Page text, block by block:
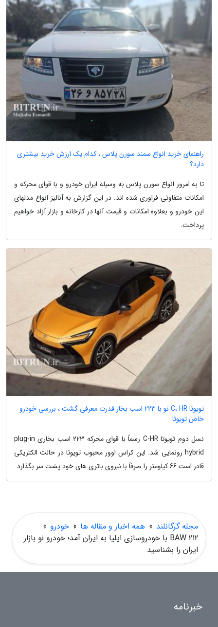
راهنمای خرید انواع سمند سورن پلاس ، کدام یک ارزش خرید بیشتری
دارد؟
تا به امروز انواع سورن پلاس به وسیله ایران خودرو و با قوای محرکه و
امکانات متفاوتی فراوری شده اند. در این گزارش به آنالیز انواع مدلهای
این خودرو و بعلاوه امکانات و قیمت آنها در کارخانه و بازار آزاد خواهیم
پرداخت.
تویوتا C، HR نو با 223 اسب بخار قدرت معرفی گشت ، بررسی خودرو
خاص تویوتا
نسل دوم تویوتا C-HR رسماً با قوای محرکه 223 اسب بخاری plug-in
hybrid رونمایی شد. این کراس اوور محبوب تویوتا در حالت الکتریکی
قادر است 66 کیلومتر را صرفاً با نیروی باتری های خود پشت سر بگذارد.
مجله گرگانلند » همه اخبار و مقاله ها » خودرو »
212 BAW با خودروسازی ایلیا به ایران آمد؛ خودرو نو بازار
ایران را بشناسید
خبرنامه